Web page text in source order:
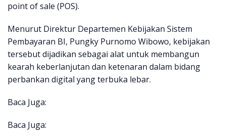
point of sale (POS).
Menurut Direktur Departemen Kebijakan Sistem
Pembayaran BI, Pungky Purnomo Wibowo, kebijakan
tersebut dijadikan sebagai alat untuk membangun
kearah keberlanjutan dan ketenaran dalam bidang
perbankan digital yang terbuka lebar.
Baca Juga:
Baca Juga: